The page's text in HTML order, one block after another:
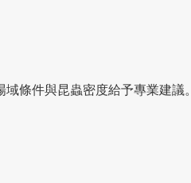
域條件與昆蟲密度給予專業建議。